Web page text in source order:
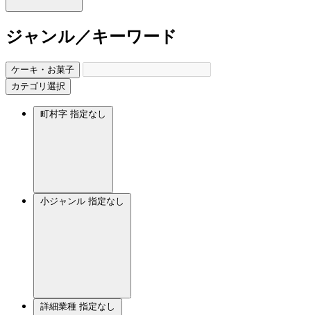
ジャンル／キーワード
ケーキ・お菓子
カテゴリ選択
町村字 指定なし
小ジャンル 指定なし
詳細業種 指定なし